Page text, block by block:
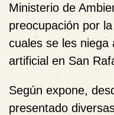
Ministerio de
preocupación por
cuales se les niega
artificial en San
Según expone,
presentado